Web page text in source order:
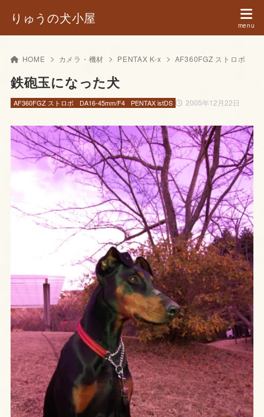
りゅうの犬小屋
HOME カメラ・機材 PENTAX K-x AF360FGZ ストロボ
鉄砲玉になった犬
2005年12月22日
AF360FGZ ストロボ DA16-45mm/F4 PENTAX istDS